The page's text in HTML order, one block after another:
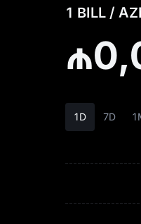
1 BILL /
1D 7D